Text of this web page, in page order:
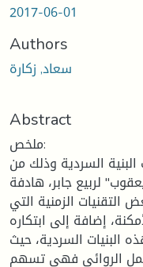
2017-06-01
Authors
سعاد, زكارة
Abstract
ملخص:
السردية وذلك من
لربيع جابر، هادفة
الزمنية التي
إضافة إلى ابتكاره
السردية، حيث
الروائي فهي تسهم